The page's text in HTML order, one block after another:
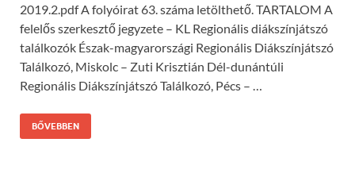
2019.2.pdf A folyóirat 63. száma letölthető. TARTALOM A
felelős szerkesztő jegyzete – KL Regionális diákszínjátszó
találkozók Észak-magyarországi Regionális Diákszínjátszó
Találkozó, Miskolc – Zuti Krisztián Dél-dunántúli
Regionális Diákszínjátszó Találkozó, Pécs – …
BŐVEBBEN